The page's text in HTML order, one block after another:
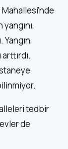
tedbir
de